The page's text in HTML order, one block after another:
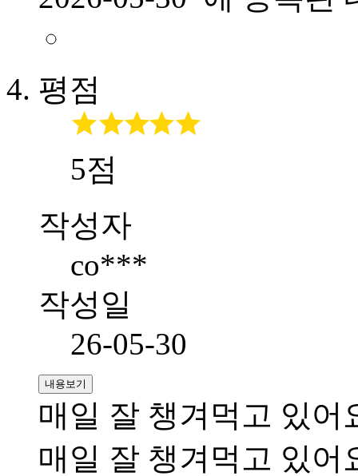
평점
5점
작성자
co***
작성일
26-05-30
내용보기
매일 잘 챙겨먹고 있어
매일 잘 챙겨먹고 있어